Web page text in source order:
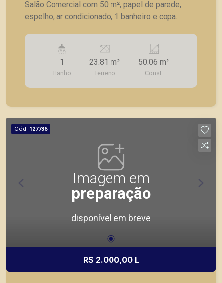
Salão Comercial com 50 m², papel de parede,
espelho, ar condicionado, 1 banheiro e copa.
1
Banho
23.81 m²
Terreno
50.06 m²
Const.
Cód. 127736
Imagem em
preparação
disponível em breve
R$ 2.000,00 L